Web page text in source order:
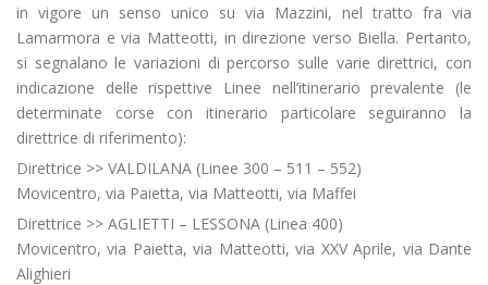
in vigore un senso unico su via Mazzini, nel tratto fra via
Lamarmora e via Matteotti, in direzione verso Biella. Pertanto,
si segnalano le variazioni di percorso sulle varie direttrici, con
indicazione delle rispettive Linee nell’itinerario prevalente (le
determinate corse con itinerario particolare seguiranno la
direttrice di riferimento):
Direttrice >> VALDILANA (Linee 300 – 511 – 552)
Movicentro, via Paietta, via Matteotti, via Maffei
Direttrice >> AGLIETTI – LESSONA (Linea 400)
Movicentro, via Paietta, via Matteotti, via XXV Aprile, via Dante
Alighieri